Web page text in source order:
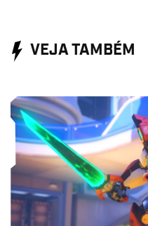
VEJA TAMBÉM